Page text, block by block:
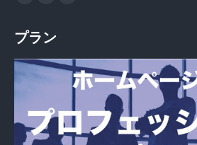
opens
in
new
opens
in
in
new
window
プラン